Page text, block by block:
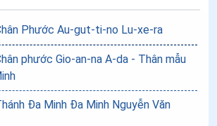
Phước Au-gut-ti-no Lu-xe-ra
phước Gio-an-na A-da - Thân mẫu
Đa Minh Đa Minh Nguyễn Văn